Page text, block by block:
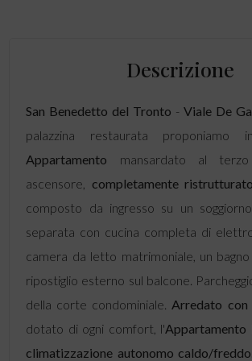
Descrizione
San Benedetto del Tronto - Viale De
palazzina restaurata proponiamo
Appartamento mansardato al
ascensore, completamente ristrutturato
composto da ingresso su un
separata con cucina completa di
camera da letto matrimoniale, un
ripostiglio esterno sul balcone.
della corte condominiale. Arredato
dotato di ogni comfort, l'Appartamento
climatizzazione autonomo caldo/